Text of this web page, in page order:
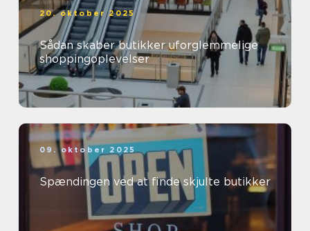
20. oktober 2025
Sådan skaber butikker uforglemmelige
shoppingoplevelser
09. oktober 2025
Spændingen ved at finde skjulte butikker